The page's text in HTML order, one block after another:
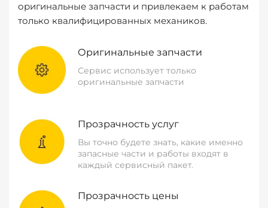
оригинальные запчасти и привлекаем к работам
только квалифицированных механиков.
Оригинальные запчасти
Сервис использует только
оригинальные запчасти
Прозрачность услуг
Вы точно будете знать, какие именно
запасные части и работы входят в
каждый сервисный пакет.
Прозрачность цены